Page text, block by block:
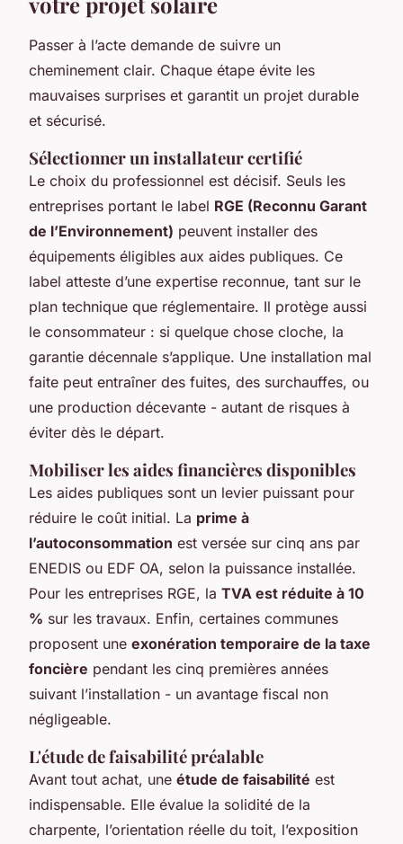
Passer à l’acte demande de suivre un
cheminement clair. Chaque étape évite les
mauvaises surprises et garantit un projet durable
et sécurisé.
Sélectionner un installateur certifié
Le choix du professionnel est décisif. Seuls les
entreprises portant le label RGE (Reconnu Garant
de l’Environnement) peuvent installer des
équipements éligibles aux aides publiques. Ce
label atteste d’une expertise reconnue, tant sur le
plan technique que réglementaire. Il protège aussi
le consommateur : si quelque chose cloche, la
garantie décennale s’applique. Une installation mal
faite peut entraîner des fuites, des surchauffes, ou
une production décevante - autant de risques à
éviter dès le départ.
Mobiliser les aides financières disponibles
Les aides publiques sont un levier puissant pour
réduire le coût initial. La prime à
l’autoconsommation est versée sur cinq ans par
ENEDIS ou EDF OA, selon la puissance installée.
Pour les entreprises RGE, la TVA est réduite à 10
% sur les travaux. Enfin, certaines communes
proposent une exonération temporaire de la taxe
foncière pendant les cinq premières années
suivant l’installation - un avantage fiscal non
négligeable.
L'étude de faisabilité préalable
Avant tout achat, une étude de faisabilité est
indispensable. Elle évalue la solidité de la
charpente, l’orientation réelle du toit, l’exposition